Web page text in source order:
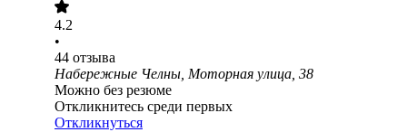
4.2
•
44 отзыва
Набережные Челны, Моторная улица, 38
Можно без резюме
Откликнитесь среди первых
Откликнуться